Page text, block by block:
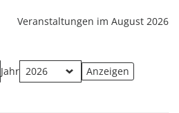
Veranstaltungen im August 2026
Jahr